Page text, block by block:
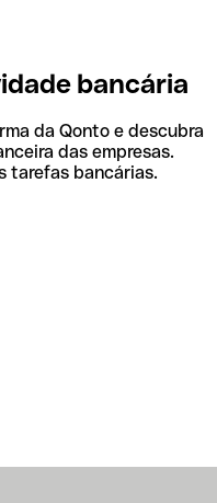
bancária
da Qonto e descubra
das empresas.
tarefas bancárias.